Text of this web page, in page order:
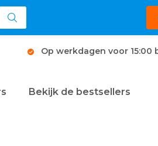
Op werkdagen voor 15:00
Bekijk de bestsellers